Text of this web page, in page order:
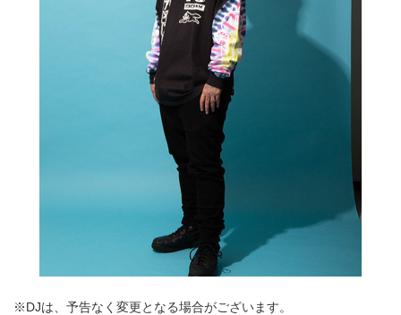
※DJは、予告なく変更となる場合がございます。